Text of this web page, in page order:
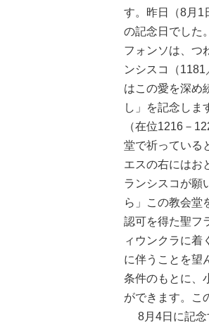
す。昨日（8月1
の記念日でした
フォンソは、つ
ンシスコ（
はこの愛を深め
し」を記念しま
（在位1216－
堂で祈っている
エスの右にはお
ランシスコが願
ら」この教会堂
認可を得た聖フ
ィウンクラに着
に伴うことを望
条件のもとに、
ができます。こ
8月4日に記念